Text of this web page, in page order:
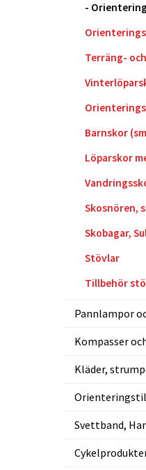
Terräng-
Barnskor
Löparskor
Skosnören,
Skobagar,
Stövlar
Tillbehör
Pannlampor
Kompasser
Kläder,
Svettband,